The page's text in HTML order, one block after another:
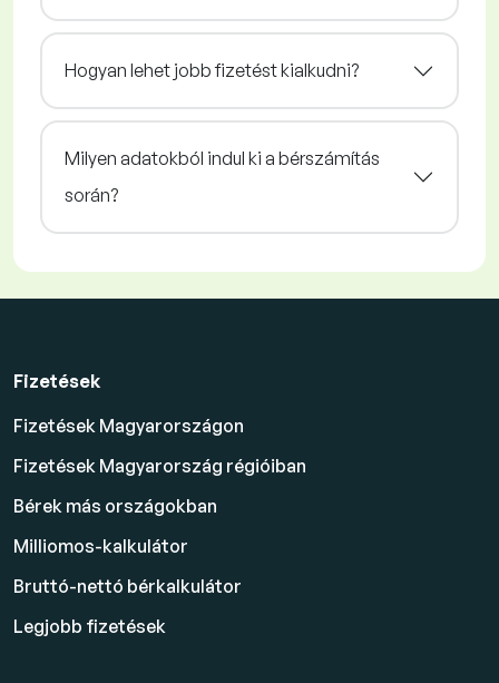
Hogyan lehet jobb fizetést kialkudni?
Milyen adatokból indul ki a bérszámítás
során?
Fizetések
Fizetések Magyarországon
Fizetések Magyarország régióiban
Bérek más országokban
Milliomos-kalkulátor
Bruttó-nettó bérkalkulátor
Legjobb fizetések